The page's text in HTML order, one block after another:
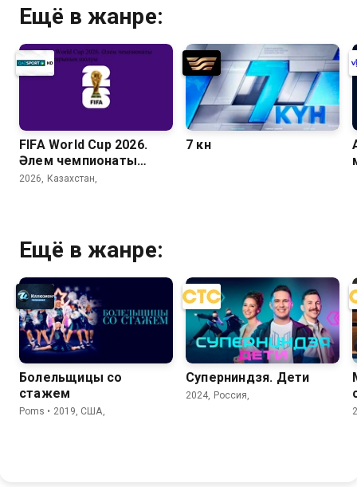
Ещё в жанре:
FIFA World Cup 2026.
Әлем чемпионаты
матчтарының шолуы
2026, Казахстан,
7 күн
Ещё в жанре:
Болельщицы со
стажем
Poms • 2019, США,
Суперниндзя. Дети
2024, Россия,